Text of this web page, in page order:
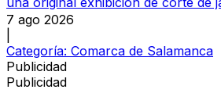
7 ago 2026
Categoría: Comarca de Salamanca
Publicidad
Publicidad